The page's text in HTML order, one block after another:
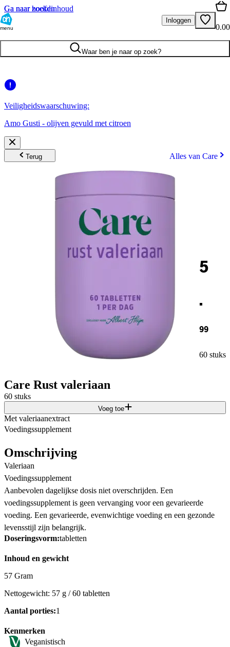
Ga naar hoofdinhoud
Ga naar zoeken
menu
Inloggen
0.00
Waar ben je naar op zoek?
Veiligheidswaarschuwing:
Amo Gusti - olijven gevuld met citroen
Terug Alles van Care
5
.
99
60 stuks
Care Rust valeriaan
60 stuks
Voeg toe
Met valeriaanextract
Voedingssupplement
Omschrijving
Valeriaan
Voedingssupplement
Aanbevolen dagelijkse dosis niet overschrijden. Een
voedingssupplement is geen vervanging voor een gevarieerde
voeding. Een gevarieerde, evenwichtige voeding en een gezonde
levensstijl zijn belangrijk.
Doseringsvorm:tabletten
Inhoud en gewicht
57 Gram
Nettogewicht: 57 g / 60 tabletten
Aantal porties:1
Kenmerken
Veganistisch